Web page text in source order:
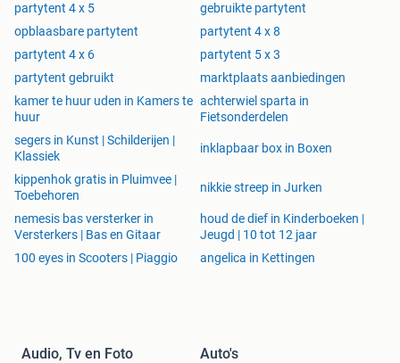
partytent 4 x 5
gebruikte partytent
opblaasbare partytent
partytent 4 x 8
partytent 4 x 6
partytent 5 x 3
partytent gebruikt
marktplaats aanbiedingen
kamer te huur uden in Kamers te
huur
achterwiel sparta in
Fietsonderdelen
segers in Kunst | Schilderijen |
Klassiek
inklapbaar box in Boxen
kippenhok gratis in Pluimvee |
Toebehoren
nikkie streep in Jurken
nemesis bas versterker in
Versterkers | Bas en Gitaar
houd de dief in Kinderboeken |
Jeugd | 10 tot 12 jaar
100 eyes in Scooters | Piaggio
angelica in Kettingen
Audio, Tv en Foto Auto's